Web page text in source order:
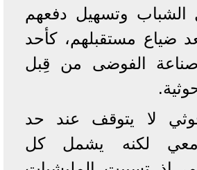
الشباب وتسهيل دفعهم
ضياع مستقبلهم، كأحد
الفوضى من قِبل
لا يتوقف عند حد
لكنه يشمل كل